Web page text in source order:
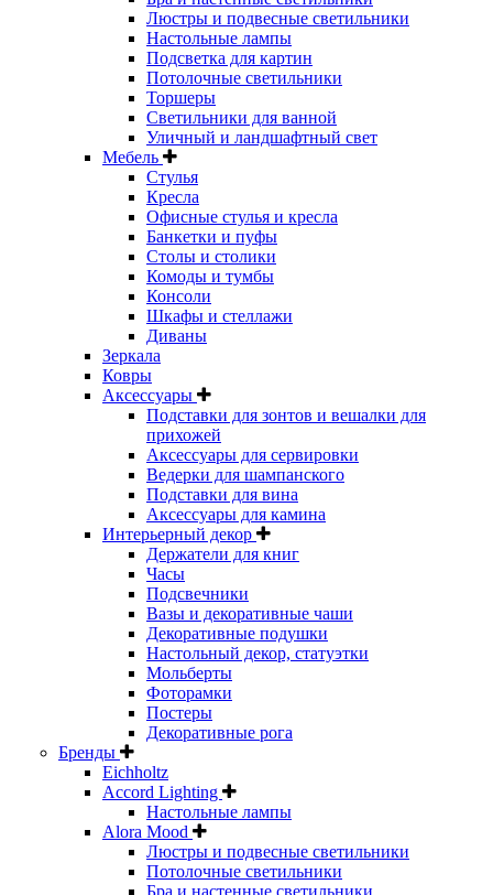
Люстры и подвесные светильники
Настольные лампы
Подсветка для картин
Потолочные светильники
Торшеры
Светильники для ванной
Уличный и ландшафтный свет
Мебель
Стулья
Кресла
Офисные стулья и кресла
Банкетки и пуфы
Столы и столики
Комоды и тумбы
Консоли
Шкафы и стеллажи
Диваны
Зеркала
Ковры
Аксессуары
Подставки для зонтов и вешалки для
прихожей
Аксессуары для сервировки
Ведерки для шампанского
Подставки для вина
Аксессуары для камина
Интерьерный декор
Держатели для книг
Часы
Подсвечники
Вазы и декоративные чаши
Декоративные подушки
Настольный декор, статуэтки
Мольберты
Фоторамки
Постеры
Декоративные рога
Бренды
Eichholtz
Accord Lighting
Настольные лампы
Alora Mood
Люстры и подвесные светильники
Потолочные светильники
Бра и настенные светильники